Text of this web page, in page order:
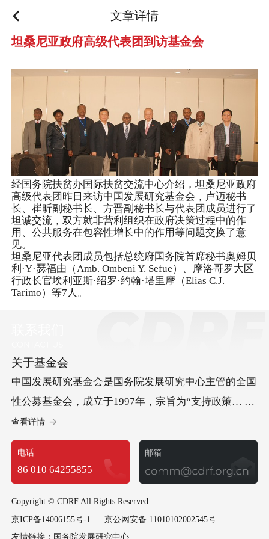
文章详情
坦桑尼亚政府高级代表团到访基金会
经国务院扶贫办国际扶贫交流中心介绍，坦桑尼亚政府
高级代表团昨日来访中国发展研究基金会，卢迈秘书
长、崔昕副秘书长、方晋副秘书长与代表团成员进行了
坦诚交流，双方就非营利组织在政府决策过程中的作
用、公共服务在包容性增长中的作用等问题交换了意
见。
坦桑尼亚代表团成员包括总统府国务院首席秘书奥姆贝
利·Y·瑟福由（Amb. Ombeni Y. Sefue）、摩洛哥罗大区
行政长官埃利亚斯·绍罗·约翰·塔里摩（Elias C.J.
Tarimo）等7人。
关于基金会
中国发展研究基金会是国务院发展研究中心主管的全国
性公募基金会，成立于1997年，宗旨为“支持政策… 研
究、促进科学决策、服务中国发展”。基金会承办“中国
发展高层论坛”，开展儿童发展等方面的社会试验项
目，承担经济社会以及可持续发展等多领域重要研究课
题，政策建议多次获中央领导批示，已成为集国际交
流、社会试验和政策研究于一体的高端智库型基金会。
查看详情
电话
86 010 64255855
邮箱
Copyright © CDRF All Rights Reserved
京ICP备14006155号-1
京公网安备 11010102002545号
友情链接： 国务院发展研究中心